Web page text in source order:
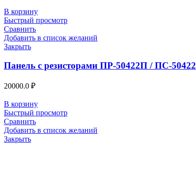
В корзину
Быстрый просмотр
Сравнить
Добавить в список желаний
Закрыть
Панель с резисторами ПР-50422П / ПС-50422
20000.0 ₽
В корзину
Быстрый просмотр
Сравнить
Добавить в список желаний
Закрыть